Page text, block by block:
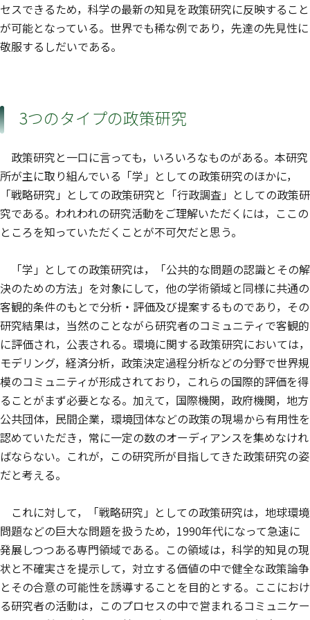
セスできるため，科学の最新の知見を政策研究に反映すること
が可能となっている。世界でも稀な例であり，先達の先見性に
敬服するしだいである。
3つのタイプの政策研究
政策研究と一口に言っても，いろいろなものがある。本研究
所が主に取り組んでいる「学」としての政策研究のほかに，
「戦略研究」としての政策研究と「行政調査」としての政策研
究である。われわれの研究活動をご理解いただくには，ここの
ところを知っていただくことが不可欠だと思う。
「学」としての政策研究は，「公共的な問題の認識とその解
決のための方法」を対象にして，他の学術領域と同様に共通の
客観的条件のもとで分析・評価及び提案するものであり，その
研究結果は，当然のことながら研究者のコミュニティで客観的
に評価され，公表される。環境に関する政策研究においては，
モデリング，経済分析，政策決定過程分析などの分野で世界規
模のコミュニティが形成されており，これらの国際的評価を得
ることがまず必要となる。加えて，国際機関，政府機関，地方
公共団体，民間企業，環境団体などの政策の現場から有用性を
認めていただき，常に一定の数のオーディアンスを集めなけれ
ばならない。これが，この研究所が目指してきた政策研究の姿
だと考える。
これに対して，「戦略研究」としての政策研究は，地球環境
問題などの巨大な問題を扱うため，1990年代になって急速に
発展しつつある専門領域である。この領域は，科学的知見の現
状と不確実さを提示して，対立する価値の中で健全な政策論争
とその合意の可能性を誘導することを目的とする。ここにおけ
る研究者の活動は，このプロセスの中で営まれるコミュニケー